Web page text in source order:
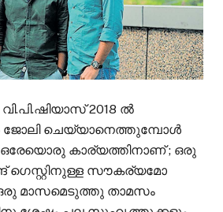
2018 ൽ
ജോലി ചെയ്യാനെത്തുമ്പോൾ
ഒരേയൊരു കാര്യത്തിനാണ് ; ഒരു
ഗെസ്റ്റിനുള്ള സൗകര്യമോ
ഒരു മാസമെടുത്തു താമസം